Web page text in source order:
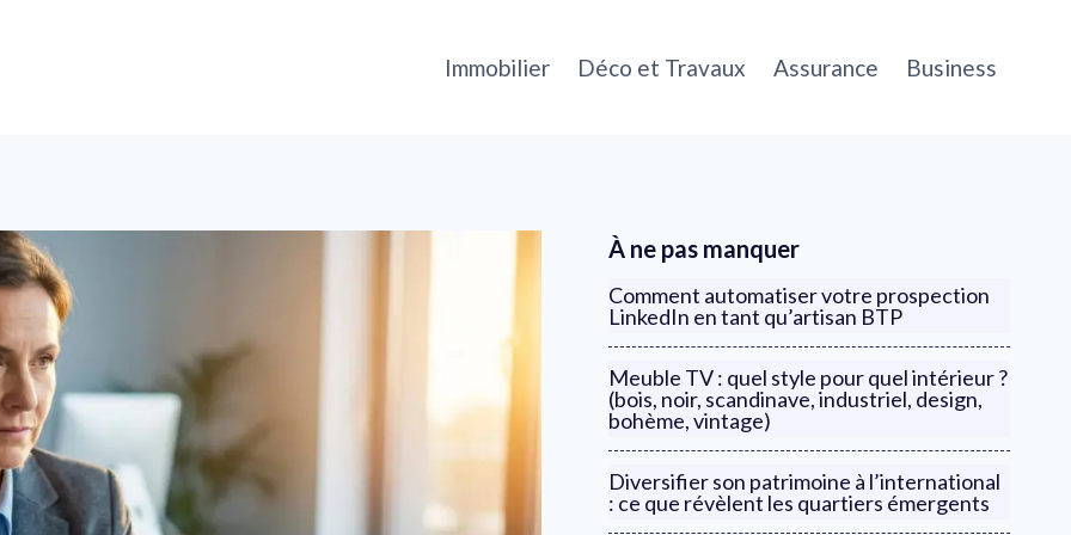
Immobilier Déco et Travaux Assurance Business
À ne pas manquer
Comment automatiser votre prospection
LinkedIn en tant qu’artisan BTP
Meuble TV : quel style pour quel intérieur ?
(bois, noir, scandinave, industriel, design,
bohème, vintage)
Diversifier son patrimoine à l’international
: ce que révèlent les quartiers émergents